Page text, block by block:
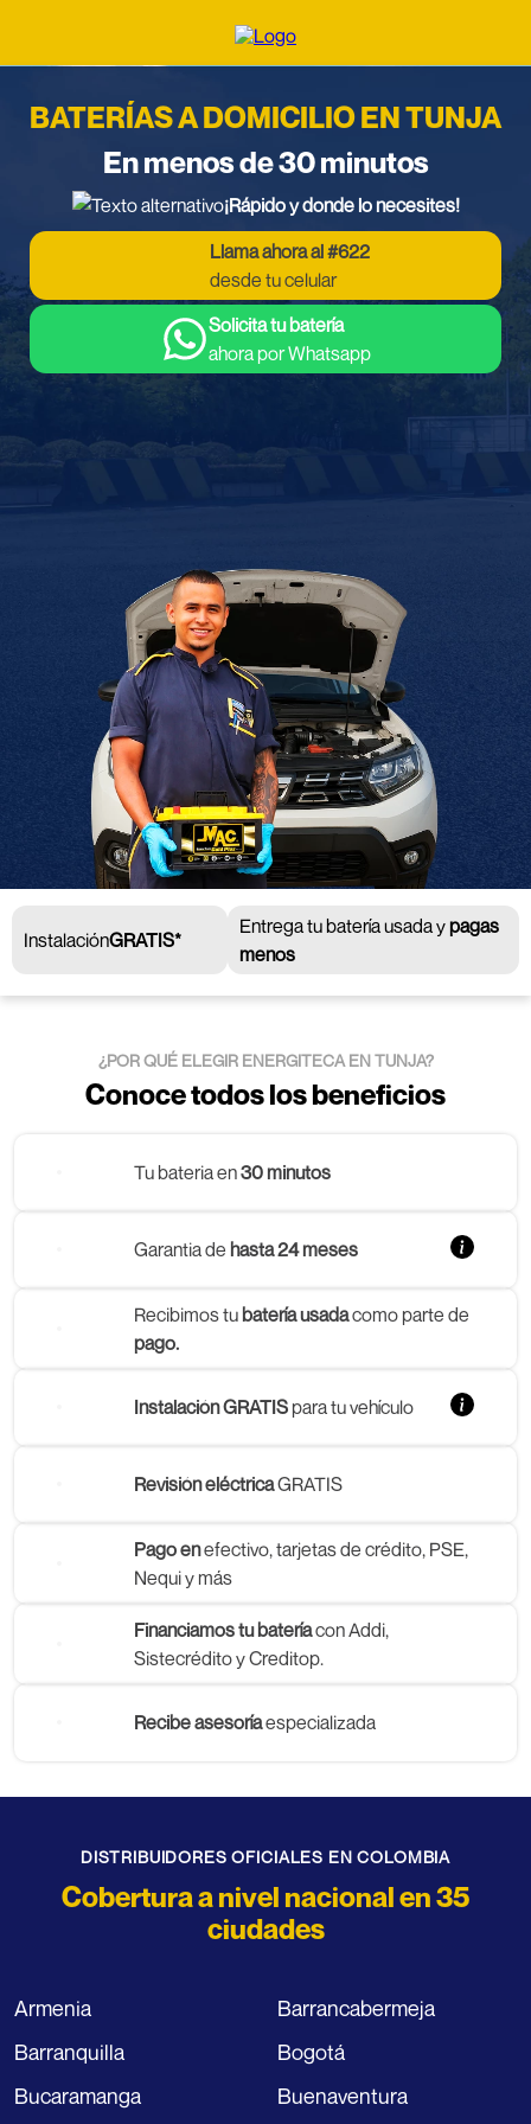
BATERÍAS A DOMICILIO EN TUNJA
En menos de 30 minutos
¡Rápido y donde lo necesites!
Llama ahora al #622
desde tu celular
Solicita tu batería
ahora por Whatsapp
InstalaciónGRATIS*
Entrega tu batería usada ypagas
menos
¿POR QUÉ ELEGIR ENERGITECA EN TUNJA?
Conoce todos los beneficios
Tu bateria en30 minutos
Garantia de hasta 24 meses
Recibimos tubatería usadacomo parte de
pago.
Instalación GRATISpara tu vehículo
Revisión eléctricaGRATIS
Pago enefectivo, tarjetas de crédito, PSE,
Nequi y más
Financiamos tu bateríacon Addi,
Sistecrédito y Creditop.
Recibe asesoríaespecializada
DISTRIBUIDORES OFICIALES EN COLOMBIA
Cobertura a nivel nacional en 35
ciudades
Armenia
Barrancabermeja
Barranquilla
Bogotá
Bucaramanga
Buenaventura